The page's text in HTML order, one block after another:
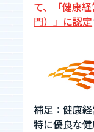
お問い合
暴力団等反
情報セキュ
て、「健康
門）」に認定
補足：健康
特に優良な